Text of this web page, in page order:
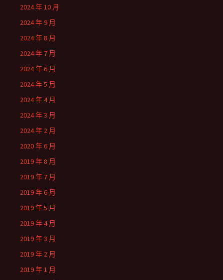
2024 年 10 月
2024 年 9 月
2024 年 8 月
2024 年 7 月
2024 年 6 月
2024 年 5 月
2024 年 4 月
2024 年 3 月
2024 年 2 月
2020 年 6 月
2019 年 8 月
2019 年 7 月
2019 年 6 月
2019 年 5 月
2019 年 4 月
2019 年 3 月
2019 年 2 月
2019 年 1 月